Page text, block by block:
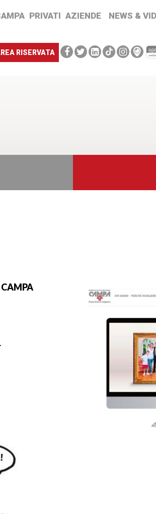
PRIVATI AZIENDE NEWS &
RISERVATA